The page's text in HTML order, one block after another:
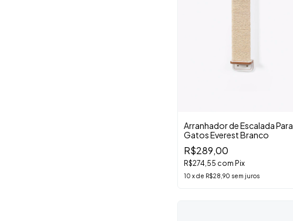
Arranhador de Escalada Para
Gatos Everest Branco
R$289,00
R$274,55 com Pix
10 xde R$28,90 sem juros